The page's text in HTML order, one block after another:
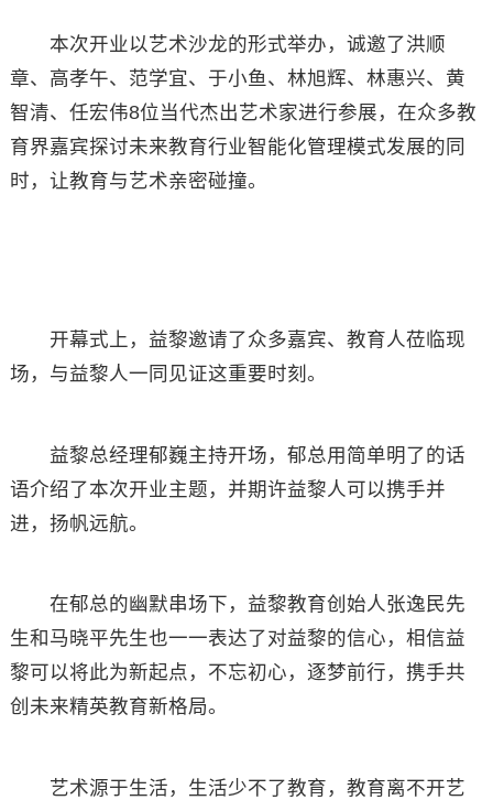
本次开业以艺术沙龙的形式举办，诚邀了洪顺
章、高孝午、范学宜、于小鱼、林旭辉、林惠兴、黄
智清、任宏伟8位当代杰出艺术家进行参展，在众多教
育界嘉宾探讨未来教育行业智能化管理模式发展的同
时，让教育与艺术亲密碰撞。
开幕式上，益黎邀请了众多嘉宾、教育人莅临现
场，与益黎人一同见证这重要时刻。
益黎总经理郁巍主持开场，郁总用简单明了的话
语介绍了本次开业主题，并期许益黎人可以携手并
进，扬帆远航。
在郁总的幽默串场下，益黎教育创始人张逸民先
生和马晓平先生也一一表达了对益黎的信心，相信益
黎可以将此为新起点，不忘初心，逐梦前行，携手共
创未来精英教育新格局。
艺术源于生活，生活少不了教育，教育离不开艺